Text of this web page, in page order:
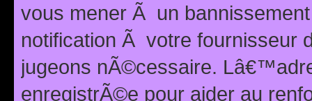
vous mener Ã un
notification Ã votre fournisseur
jugeons nÃ©cessaire.
enregistrÃ©e pour aider au